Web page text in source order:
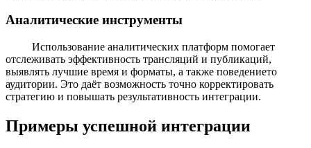
Аналитические инструменты
Использование аналитических платформ помогает
отслеживать эффективность трансляций и публикаций,
выявлять лучшие время и форматы, а также поведението
аудитории. Это даёт возможность точно корректировать
стратегию и повышать результативность интеграции.
Примеры успешной интеграции